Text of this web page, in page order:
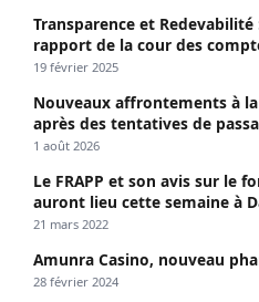
Transparence et
rapport de la cour des
19 février 2025
Nouveaux affrontements à
après des tentatives de
1 août 2026
Le FRAPP et son avis sur le
auront lieu cette semaine à
21 mars 2022
Amunra Casino, nouveau
28 février 2024